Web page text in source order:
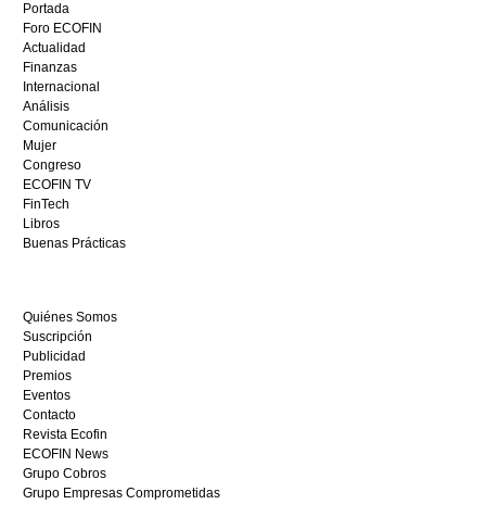
mejor
bono
sin
depósito
casino
en
España,
visita
este
sitio
restaurantedonmauro.es
y
ganar
hoy
mismo.
Portada
Foro ECOFIN
Actualidad
Finanzas
Internacional
Análisis
Comunicación
Mujer
Congreso
ECOFIN TV
FinTech
Libros
Buenas Prácticas
Quiénes Somos
Suscripción
Publicidad
Premios
Eventos
Contacto
Revista Ecofin
ECOFIN News
Grupo Cobros
Grupo Empresas Comprometidas